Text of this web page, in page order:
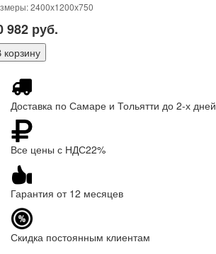
2400х1200х750
982 руб.
Доставка по Самаре и Тольятти до 2-х дней
Все цены с НДС22%
Гарантия от 12 месяцев
Скидка постоянным клиентам